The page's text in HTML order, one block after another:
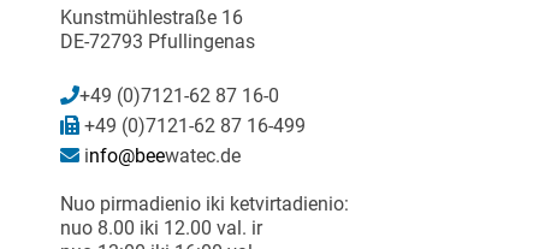
Kunstmühlestraße 16
DE-72793 Pfullingenas
+49 (0)7121-62 87 16-0
+49 (0)7121-62 87 16-499
info@beewatec.de
Nuo pirmadienio iki ketvirtadienio:
nuo 8.00 iki 12.00 val. ir